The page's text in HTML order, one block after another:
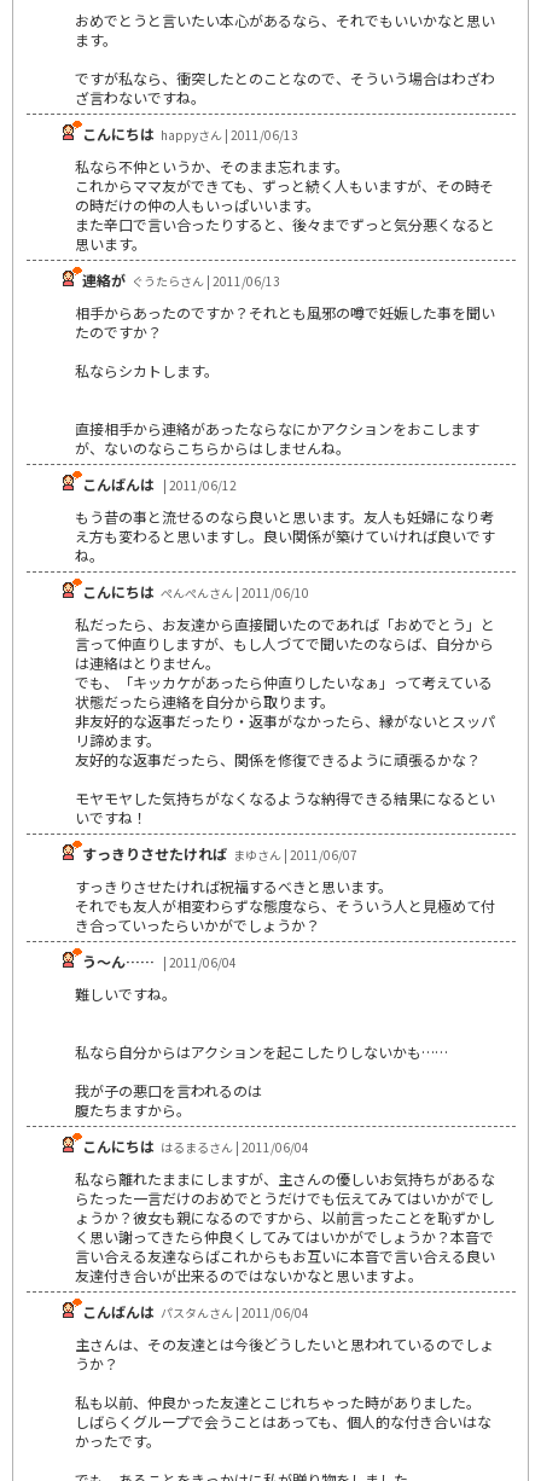
おめでとうと言いたい本心があるなら、それでもいいかなと思い
ます。
ですが私なら、衝突したとのことなので、そういう場合はわざわ
ざ言わないですね。
こんにちは happyさん | 2011/06/13
私なら不仲というか、そのまま忘れます。
これからママ友ができても、ずっと続く人もいますが、その時そ
の時だけの仲の人もいっぱいいます。
また辛口で言い合ったりすると、後々までずっと気分悪くなると
思います。
連絡が ぐうたらさん | 2011/06/13
相手からあったのですか？それとも風邪の噂で妊娠した事を聞い
たのですか？
私ならシカトします。
直接相手から連絡があったならなにかアクションをおこします
が、ないのならこちらからはしませんね。
こんばんは | 2011/06/12
もう昔の事と流せるのなら良いと思います。友人も妊婦になり考
え方も変わると思いますし。良い関係が築けていければ良いです
ね。
こんにちは ぺんぺんさん | 2011/06/10
私だったら、お友達から直接聞いたのであれば「おめでとう」と
言って仲直りしますが、もし人づてで聞いたのならば、自分から
は連絡はとりません。
でも、「キッカケがあったら仲直りしたいなぁ」って考えている
状態だったら連絡を自分から取ります。
非友好的な返事だったり・返事がなかったら、縁がないとスッパ
リ諦めます。
友好的な返事だったら、関係を修復できるように頑張るかな？
モヤモヤした気持ちがなくなるような納得できる結果になるとい
いですね！
すっきりさせたければ まゆさん | 2011/06/07
すっきりさせたければ祝福するべきと思います。
それでも友人が相変わらずな態度なら、そういう人と見極めて付
き合っていったらいかがでしょうか？
う～ん…… | 2011/06/04
難しいですね。
私なら自分からはアクションを起こしたりしないかも……
我が子の悪口を言われるのは
腹たちますから。
こんにちは はるまるさん | 2011/06/04
私なら離れたままにしますが、主さんの優しいお気持ちがあるな
らたった一言だけのおめでとうだけでも伝えてみてはいかがでし
ょうか？彼女も親になるのですから、以前言ったことを恥ずかし
く思い謝ってきたら仲良くしてみてはいかがでしょうか？本音で
言い合える友達ならばこれからもお互いに本音で言い合える良い
友達付き合いが出来るのではないかなと思いますよ。
こんばんは パスタんさん | 2011/06/04
主さんは、その友達とは今後どうしたいと思われているのでしょ
うか？
私も以前、仲良かった友達とこじれちゃった時がありました。
しばらくグループで会うことはあっても、個人的な付き合いはな
かったです。